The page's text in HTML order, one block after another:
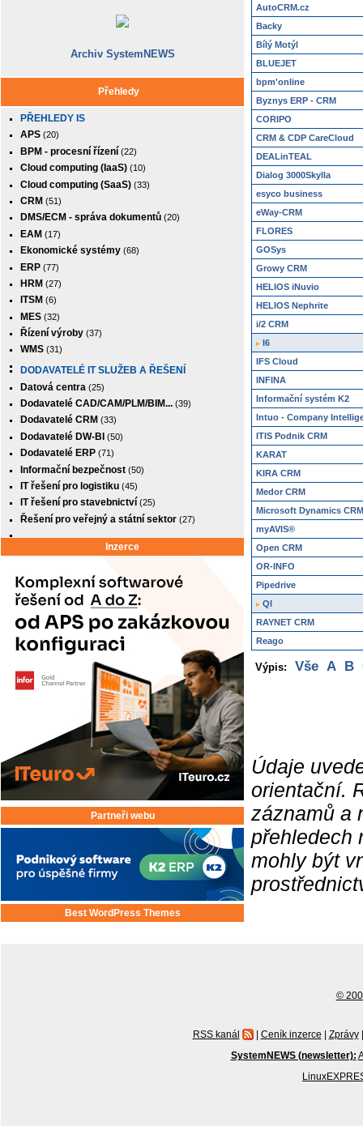
Archiv SystemNEWS
Přehledy
PŘEHLEDY IS
APS (20)
BPM - procesní řízení (22)
Cloud computing (IaaS) (10)
Cloud computing (SaaS) (33)
CRM (51)
DMS/ECM - správa dokumentů (20)
EAM (17)
Ekonomické systémy (68)
ERP (77)
HRM (27)
ITSM (6)
MES (32)
Řízení výroby (37)
WMS (31)
DODAVATELÉ IT SLUŽEB A ŘEŠENÍ
Datová centra (25)
Dodavatelé CAD/CAM/PLM/BIM... (39)
Dodavatelé CRM (33)
Dodavatelé DW-BI (50)
Dodavatelé ERP (71)
Informační bezpečnost (50)
IT řešení pro logistiku (45)
IT řešení pro stavebnictví (25)
Řešení pro veřejný a státní sektor (27)
Inzerce
Partneři webu
Best WordPress Themes
AutoCRM.cz
Backy
Bílý Motýl
BLUEJET
bpm'online
Byznys ERP - CRM
CORIPO
CRM & CDP CareCloud
DEALinTEAL
Dialog 3000Skylla
esyco business
eWay-CRM
FLORES
GOSys
Growy CRM
HELIOS iNuvio
HELIOS Nephrite
i/2 CRM
I6
IFS Cloud
INFINA
Informační systém K2
Intuo - Company
ITIS Podnik CRM
KARAT
KIRA CRM
Medor CRM
Microsoft Dynamics CRM
myAVIS®
Open CRM
OR-INFO
Pipedrive
QI
RAYNET CRM
Reago
Výpis: Vše A B
Údaje
orientační.
záznamů a
přehledech
mohly být
©
RSS kanál | Ceník inzerce | Zprávy |
SystemNEWS (newsletter):